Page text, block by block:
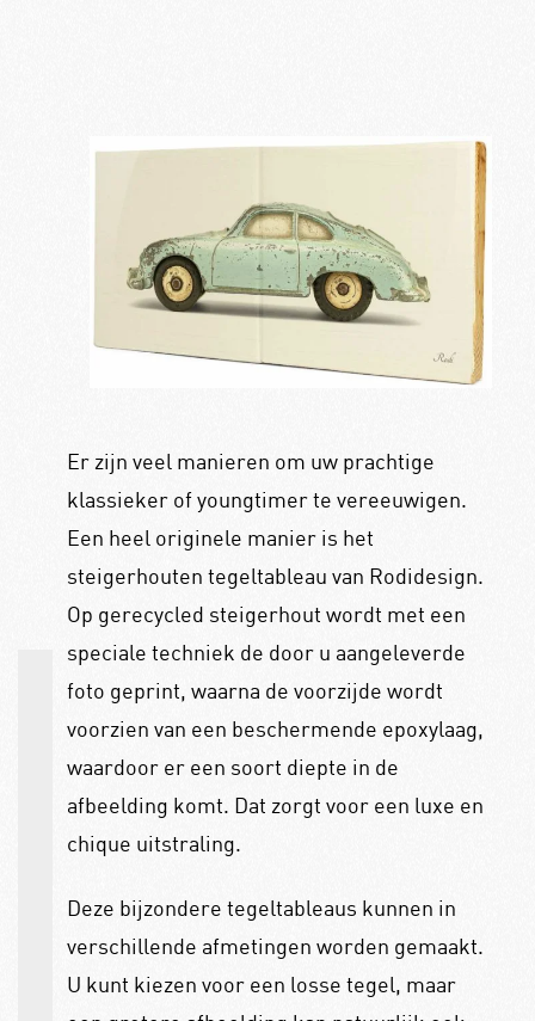
Er zijn veel manieren om uw prachtige
klassieker of youngtimer te vereeuwigen.
Een heel originele manier is het
steigerhouten tegeltableau van Rodidesign.
Op gerecycled steigerhout wordt met een
speciale techniek de door u aangeleverde
foto geprint, waarna de voorzijde wordt
voorzien van een beschermende epoxylaag,
waardoor er een soort diepte in de
afbeelding komt. Dat zorgt voor een luxe en
chique uitstraling.
Deze bijzondere tegeltableaus kunnen in
verschillende afmetingen worden gemaakt.
U kunt kiezen voor een losse tegel, maar